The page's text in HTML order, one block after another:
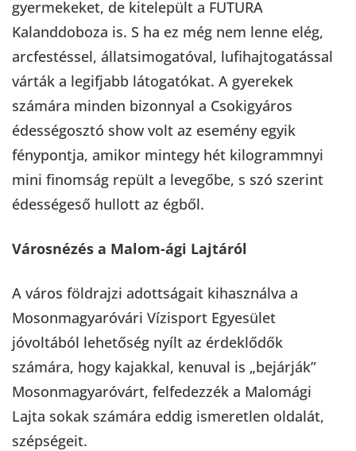
gyermekeket, de kitelepült a FUTURA
Kalanddoboza is. S ha ez még nem lenne elég,
arcfestéssel, állatsimogatóval, lufihajtogatással
várták a legifjabb látogatókat. A gyerekek
számára minden bizonnyal a Csokigyáros
édességosztó show volt az esemény egyik
fénypontja, amikor mintegy hét kilogrammnyi
mini finomság repült a levegőbe, s szó szerint
édességeső hullott az égből.
Városnézés a Malom-ági Lajtáról
A város földrajzi adottságait kihasználva a
Mosonmagyaróvári Vízisport Egyesület
jóvoltából lehetőség nyílt az érdeklődők
számára, hogy kajakkal, kenuval is „bejárják”
Mosonmagyaróvárt, felfedezzék a Malomági
Lajta sokak számára eddig ismeretlen oldalát,
szépségeit.